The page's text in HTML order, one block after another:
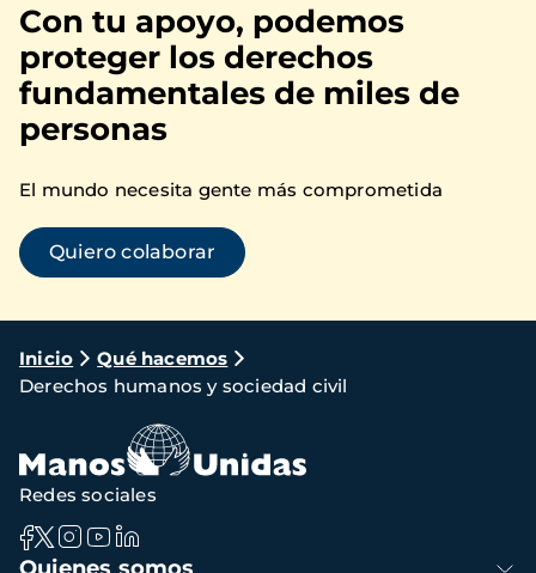
Con tu apoyo, podemos
proteger los derechos
fundamentales de miles de
personas
El mundo necesita gente más comprometida
Quiero colaborar
Ruta
de
navegación
Inicio
Qué hacemos
Derechos humanos y sociedad civil
Navegación
Redes sociales